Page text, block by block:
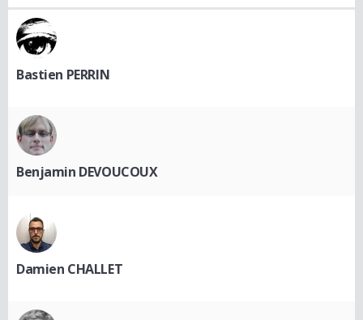
Bastien PERRIN
Benjamin DEVOUCOUX
Damien CHALLET